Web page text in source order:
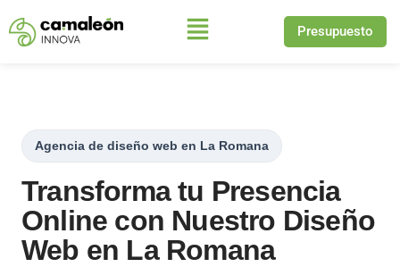
Saltar
Presupuesto
Agencia de diseño web en La Romana
Transforma tu Presencia
Online con Nuestro Diseño
Web en La Romana